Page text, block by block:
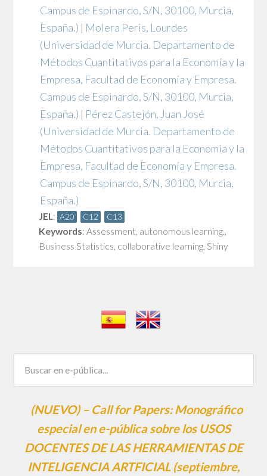
Campus de Espinardo, S/N, 30100, Murcia,
España.) | Molera Peris, Lourdes
(Universidad de Murcia. Departamento de
Métodos Cuantitativos para la Economía y la
Empresa, Facultad de Economía y Empresa.
Campus de Espinardo, S/N, 30100, Murcia,
España.) | Pérez Castejón, Juan José
(Universidad de Murcia. Departamento de
Métodos Cuantitativos para la Economía y la
Empresa, Facultad de Economía y Empresa.
Campus de Espinardo, S/N, 30100, Murcia,
España.)
JEL: A20 C12 C13
Keywords: Assessment, autonomous learning.,
Business Statistics, collaborative learning, Shiny
(NUEVO) – Call for Papers: Monográfico
especial en e-pública sobre los USOS
DOCENTES DE LAS HERRAMIENTAS DE
INTELIGENCIA ARTFICIAL (septiembre,